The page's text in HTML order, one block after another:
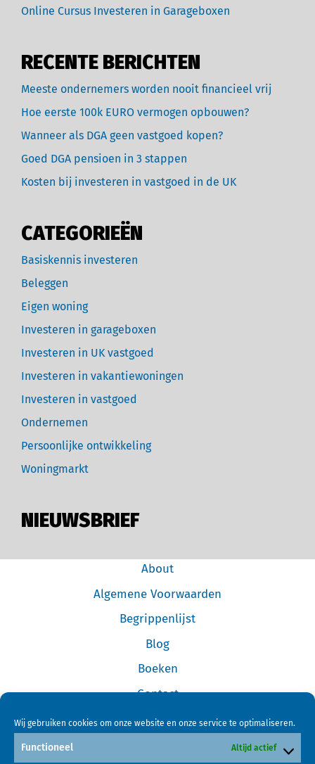
Wij gebruiken cookies om onze website en onze service te optimaliseren.
Functioneel Altijd actief
Online Cursus Investeren in Garageboxen
RECENTE BERICHTEN
Meeste ondernemers worden nooit financieel vrij
Hoe eerste 100k EURO vermogen opbouwen?
Wanneer als DGA geen vastgoed kopen?
Goed DGA pensioen in 3 stappen
Kosten bij investeren in vastgoed in de UK
CATEGORIEËN
Basiskennis investeren
Beleggen
Eigen woning
Investeren in garageboxen
Investeren in UK vastgoed
Investeren in vakantiewoningen
Investeren in vastgoed
Ondernemen
Persoonlijke ontwikkeling
Woningmarkt
NIEUWSBRIEF
About
Algemene Voorwaarden
Begrippenlijst
Blog
Boeken
Contact
Cookiebeleid (EU)